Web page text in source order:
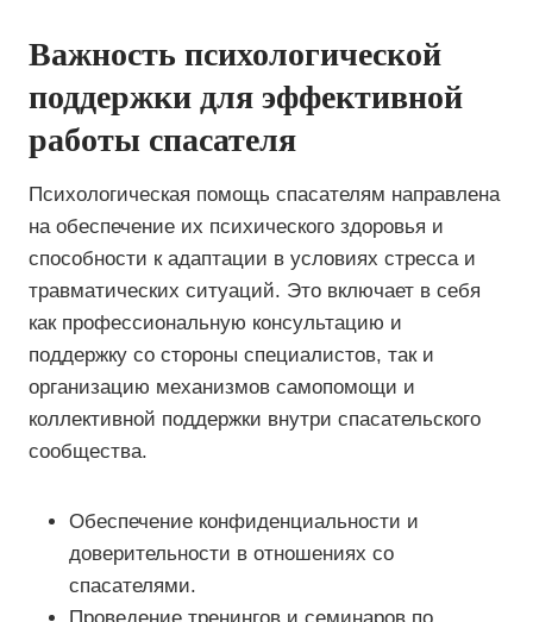
Важность психологической
поддержки для эффективной
работы спасателя
Психологическая помощь спасателям направлена
на обеспечение их психического здоровья и
способности к адаптации в условиях стресса и
травматических ситуаций. Это включает в себя
как профессиональную консультацию и
поддержку со стороны специалистов, так и
организацию механизмов самопомощи и
коллективной поддержки внутри спасательского
сообщества.
Обеспечение конфиденциальности и
доверительности в отношениях со
спасателями.